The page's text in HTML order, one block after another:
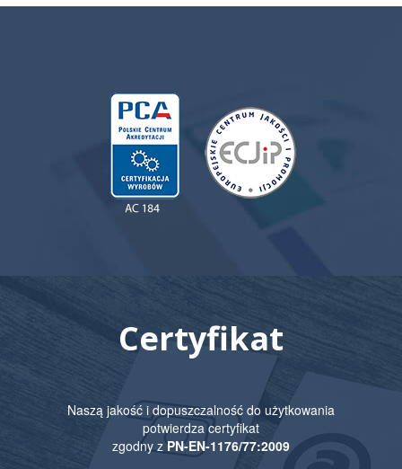
Certyfikat
Naszą jakość i dopuszczalność do użytkowania
potwierdza certyfikat
zgodny zPN-EN-1176/77:2009